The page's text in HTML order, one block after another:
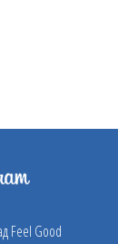
Feel Good